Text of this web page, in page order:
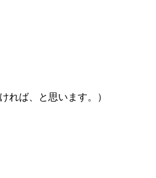
れば、と思います。）